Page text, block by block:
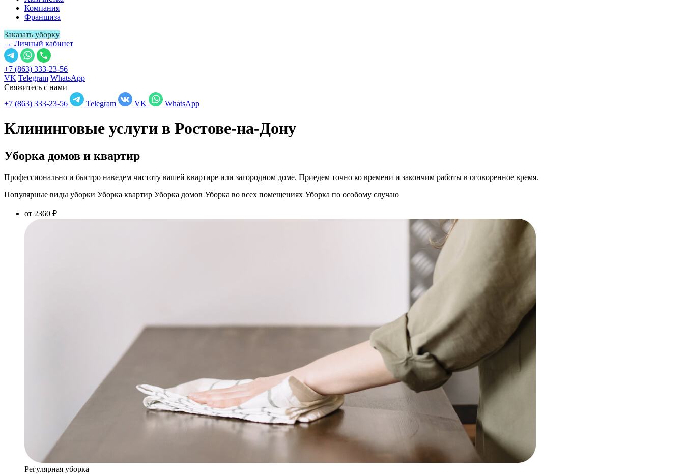
Компания
Франшиза
Заказать уборку
→ Личный кабинет
+7 (863) 333-23-56
VK Telegram WhatsApp
Свяжитесь с нами
+7 (863) 333-23-56
Telegram VK WhatsApp
Клининговые услуги в Ростове-на-Дону
Уборка домов и квартир
Профессионально и быстро наведем чистоту вашей квартире или загородном доме. Приедем точно ко времени и закончим работы в оговоренное время.
Популярные виды уборки Уборка квартир Уборка домов Уборка во всех помещениях Уборка по особому случаю
от 2360 ₽
Регулярная уборка